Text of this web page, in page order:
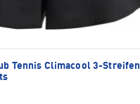
Tennis Climacool 3-Streifen